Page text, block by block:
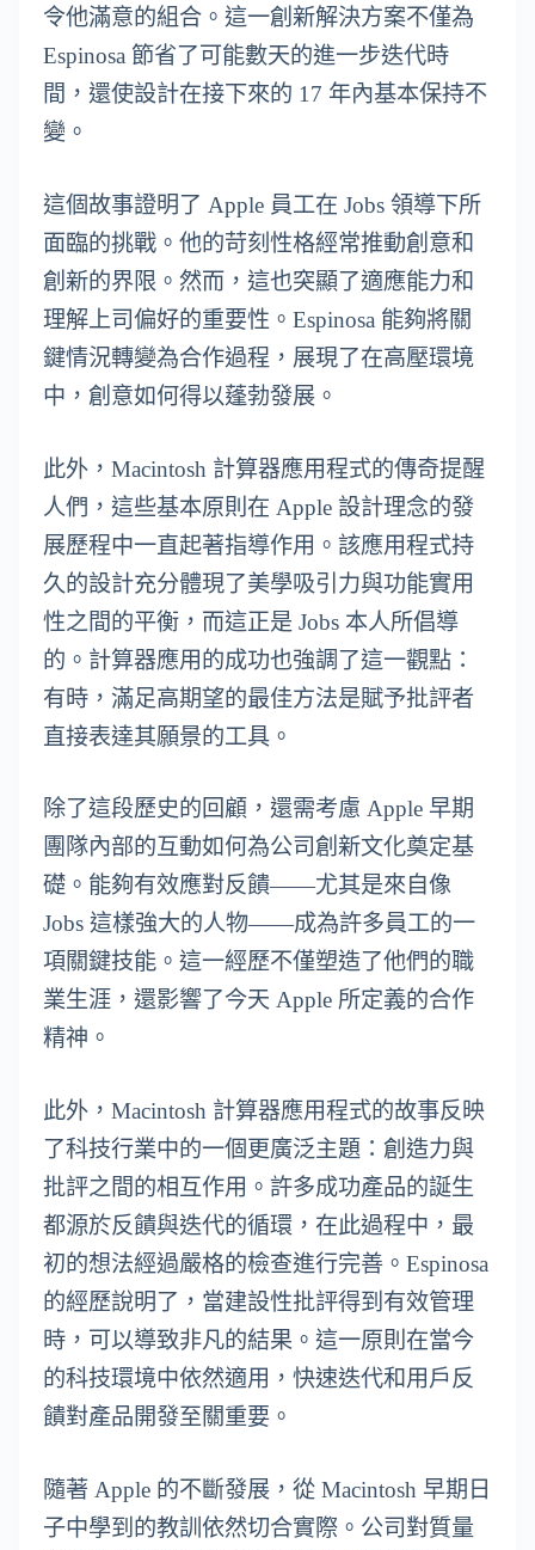
令他滿意的組合。這一創新解決方案不僅為
Espinosa 節省了可能數天的進一步迭代時
間，還使設計在接下來的 17 年內基本保持不
變。
這個故事證明了 Apple 員工在 Jobs 領導下所
面臨的挑戰。他的苛刻性格經常推動創意和
創新的界限。然而，這也突顯了適應能力和
理解上司偏好的重要性。Espinosa 能夠將關
鍵情況轉變為合作過程，展現了在高壓環境
中，創意如何得以蓬勃發展。
此外，Macintosh 計算器應用程式的傳奇提醒
人們，這些基本原則在 Apple 設計理念的發
展歷程中一直起著指導作用。該應用程式持
久的設計充分體現了美學吸引力與功能實用
性之間的平衡，而這正是 Jobs 本人所倡導
的。計算器應用的成功也強調了這一觀點：
有時，滿足高期望的最佳方法是賦予批評者
直接表達其願景的工具。
除了這段歷史的回顧，還需考慮 Apple 早期
團隊內部的互動如何為公司創新文化奠定基
礎。能夠有效應對反饋——尤其是來自像
Jobs 這樣強大的人物——成為許多員工的一
項關鍵技能。這一經歷不僅塑造了他們的職
業生涯，還影響了今天 Apple 所定義的合作
精神。
此外，Macintosh 計算器應用程式的故事反映
了科技行業中的一個更廣泛主題：創造力與
批評之間的相互作用。許多成功產品的誕生
都源於反饋與迭代的循環，在此過程中，最
初的想法經過嚴格的檢查進行完善。Espinosa
的經歷說明了，當建設性批評得到有效管理
時，可以導致非凡的結果。這一原則在當今
的科技環境中依然適用，快速迭代和用戶反
饋對產品開發至關重要。
隨著 Apple 的不斷發展，從 Macintosh 早期日
子中學到的教訓依然切合實際。公司對質量